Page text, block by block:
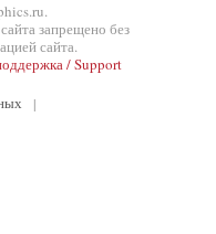
запрещено без
сайта.
/ Support
|